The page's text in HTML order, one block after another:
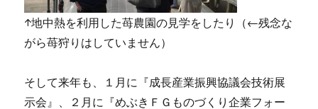
↑地中熱を利用した苺農園の見学をしたり（←残念な
がら苺狩りはしていません）
そして来年も、１月に『成長産業振興協議会技術展
示会』、２月に『めぶきＦＧものづくり企業フォー